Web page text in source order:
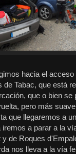
hacia el
Tabac, que está
que o bien
pero más
que llegaremos a
a parar a la
de Roques
nos lleva a la vía